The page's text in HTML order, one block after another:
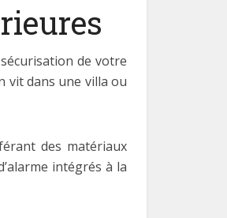
de votre
vit dans une villa ou
des matériaux
intégrés à la